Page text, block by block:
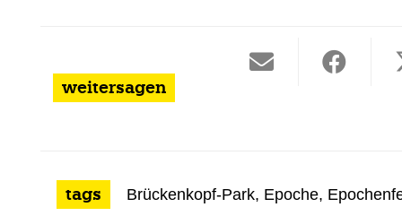
weitersagen
tags Brückenkopf-Park, Epoche,